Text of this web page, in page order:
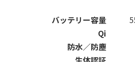
バッテリー容量
Qi
防水／防塵